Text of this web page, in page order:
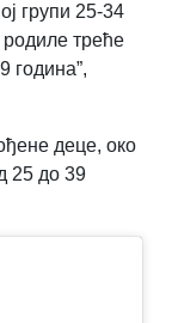
групи 25-34
родиле треће
година”,
деце, око
25 до 39